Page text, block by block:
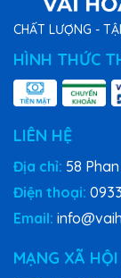
CHẤT LƯỢNG -
HÌNH THỨC
LIÊN HỆ
Địa chỉ: 58
Điện thoại:
Email:
MẠNG XÃ HỘI